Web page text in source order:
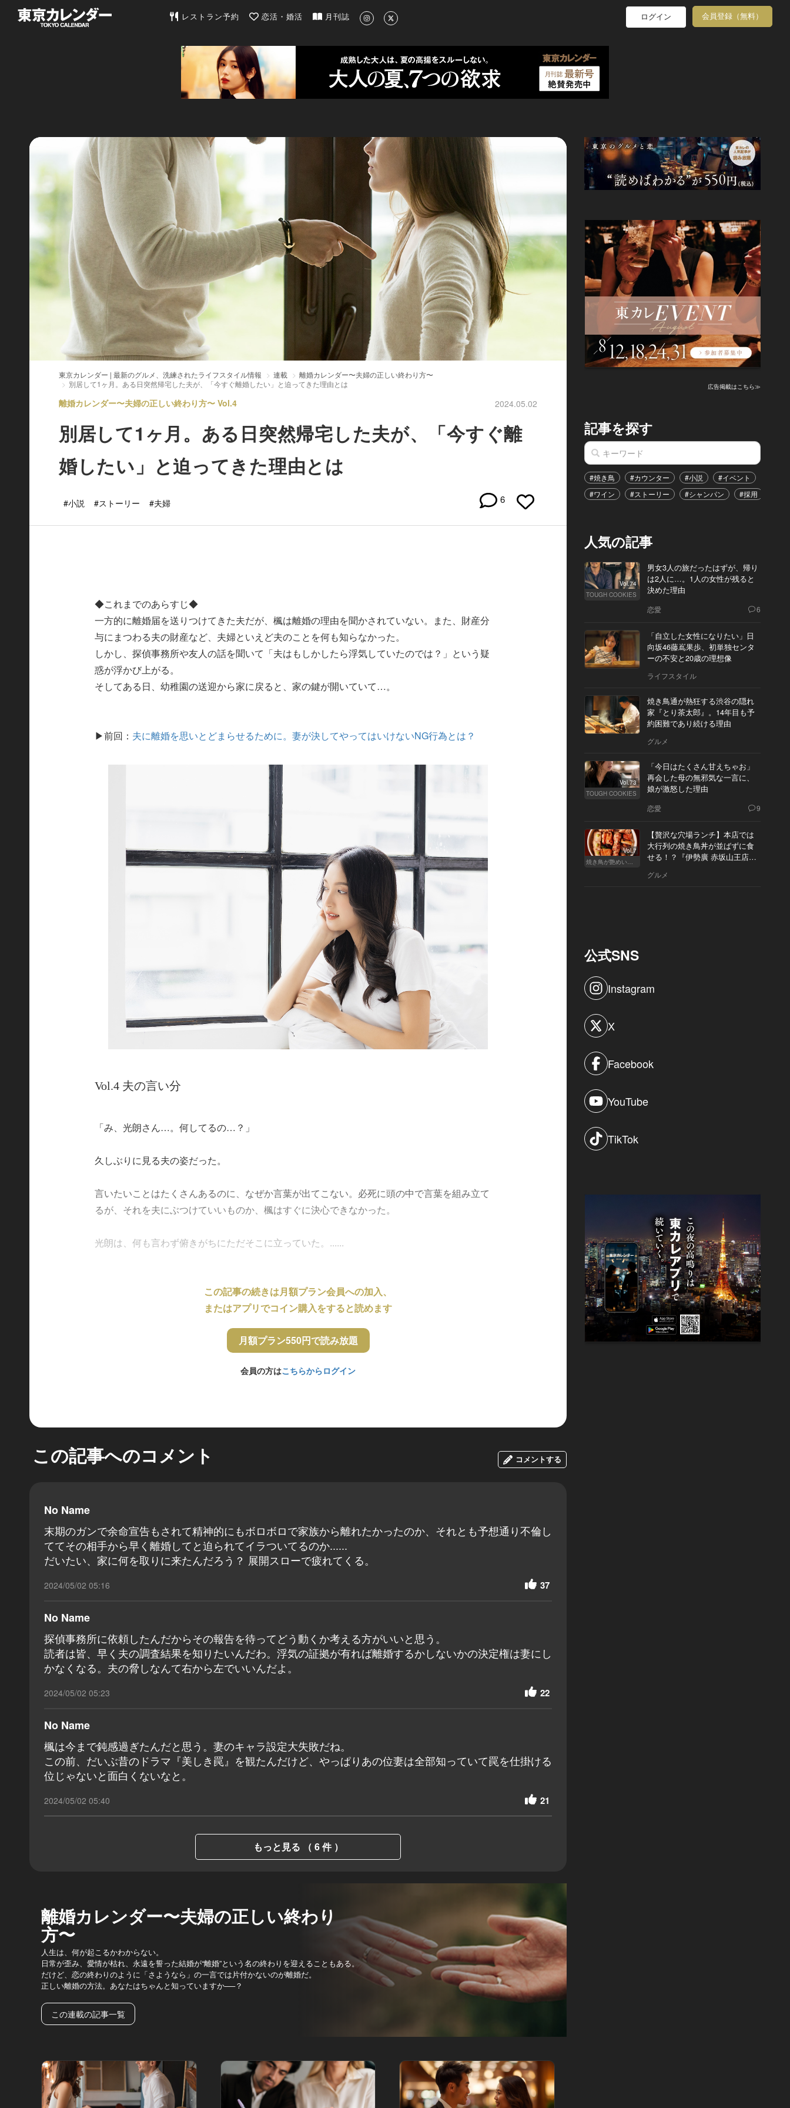
東京カレンダー | 最新のグルメ、洗練されたライフスタイル情報
レストラン予約 恋活・婚活 月刊誌 ログイン 会員登録（無料）
東京カレンダー | 最新のグルメ、洗練されたライフスタイル情報 連載
離婚カレンダー〜夫婦の正しい終わり方〜
別居して1ヶ月。ある日突然帰宅した夫が、「今すぐ離婚したい」と迫ってきた理由とは
離婚カレンダー〜夫婦の正しい終わり方〜 Vol.4 2024.05.02
別居して1ヶ月。ある日突然帰宅した夫が、「今すぐ離
婚したい」と迫ってきた理由とは
#小説 #ストーリー #夫婦 6
◆これまでのあらすじ◆
一方的に離婚届を送りつけてきた夫だが、楓は離婚の理由を聞かされていない。また、財産分
与にまつわる夫の財産など、夫婦といえど夫のことを何も知らなかった。
しかし、探偵事務所や友人の話を聞いて「夫はもしかしたら浮気していたのでは？」という疑
惑が浮かび上がる。
そしてある日、幼稚園の送迎から家に戻ると、家の鍵が開いていて…。
▶前回： 夫に離婚を思いとどまらせるために。妻が決してやってはいけないNG行為とは？
Vol.4 夫の言い分
「み、光朗さん…。何してるの…？」
久しぶりに見る夫の姿だった。
言いたいことはたくさんあるのに、なぜか言葉が出てこない。必死に頭の中で言葉を組み立て
るが、それを夫にぶつけていいものか、楓はすぐに決心できなかった。
光朗は、何も言わず俯きがちにただそこに立っていた。......
この記事の続きは月額プラン会員への加入、
またはアプリでコイン購入をすると読めます
月額プラン550円で読み放題
会員の方はこちらからログイン
この記事へのコメント コメントする
No Name
末期のガンで余命宣告もされて精神的にもボロボロで家族から離れたかったのか、それとも予想通り不倫し
ててその相手から早く離婚してと迫られてイラついてるのか......
だいたい、家に何を取りに来たんだろう？ 展開スローで疲れてくる。
2024/05/02 05:16 37
No Name
探偵事務所に依頼したんだからその報告を待ってどう動くか考える方がいいと思う。
読者は皆、早く夫の調査結果を知りたいんだわ。浮気の証拠が有れば離婚するかしないかの決定権は妻にし
かなくなる。夫の脅しなんて右から左でいいんだよ。
2024/05/02 05:23 22
No Name
楓は今まで鈍感過ぎたんだと思う。妻のキャラ設定大失敗だね。
この前、だいぶ昔のドラマ『美しき罠』を観たんだけど、やっぱりあの位妻は全部知っていて罠を仕掛ける
位じゃないと面白くないなと。
2024/05/02 05:40 21
もっと見る （ 6 件 ）
離婚カレンダー〜夫婦の正しい終わり
方〜
人生は、何が起こるかわからない。
日常が歪み、愛情が枯れ、永遠を誓った結婚が“離婚”という名の終わりを迎えることもある。
だけど、恋の終わりのように「さようなら」の一言では片付かないのが離婚だ。
正しい離婚の方法。あなたはちゃんと知っていますか──？
この連載の記事一覧
広告掲載はこちら≫
記事を探す
#焼き鳥 #カウンター #小説 #イベント
#ワイン
#ストーリー #シャンパン #採用
人気の記事
Vol.74
TOUGH COOKIES
男女3人の旅だったはずが、帰り
は2人に…。1人の女性が残ると
決めた理由
恋愛 6
「自立した女性になりたい」日
向坂46藤嶌果歩、初単独センタ
ーの不安と20歳の理想像
ライフスタイル
焼き鳥通が熱狂する渋谷の隠れ
家『とり茶太郎』。14年目も予
約困難であり続ける理由
グルメ
Vol.73
TOUGH COOKIES
「今日はたくさん甘えちゃお」
再会した母の無邪気な一言に、
娘が激怒した理由
恋愛 9
Vol.7
焼き鳥が艶めいてきた
【贅沢な穴場ランチ】本店では
大行列の焼き鳥丼が並ばずに食
せる！？『伊勢廣 赤坂山王店』
グルメ
公式SNS
Instagram
X
Facebook
YouTube
TikTok